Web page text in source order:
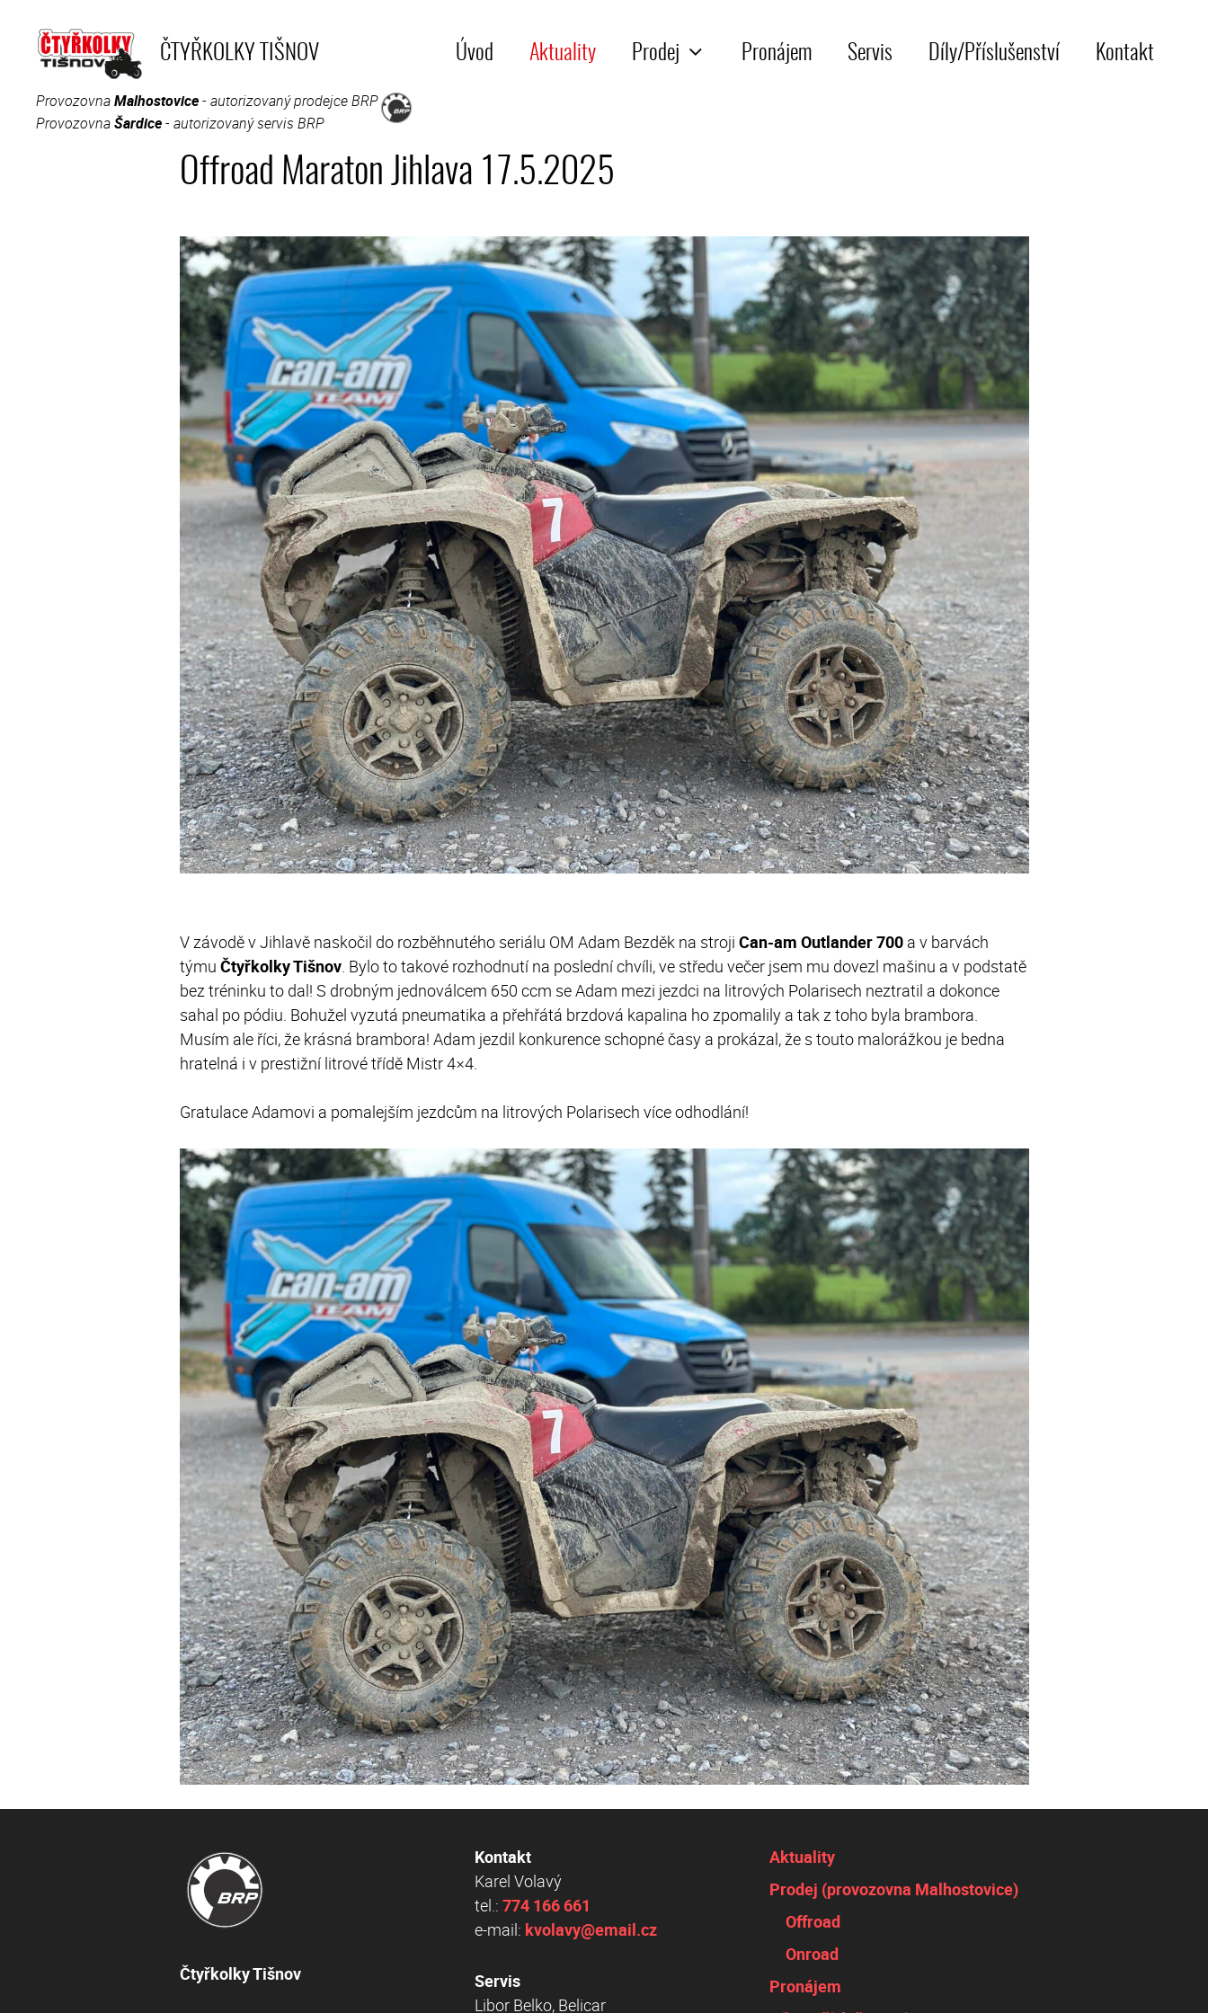
obsah
ČTYŘKOLKY TIŠNOV Úvod Aktuality Prodej Pronájem Servis Díly/Příslušenství Kontakt
ProvozovnaMalhostovice- autorizovaný prodejce BRP
ProvozovnaŠardice- autorizovaný servis BRP
Offroad Maraton Jihlava 17.5.2025
V závodě v Jihlavě naskočil do rozběhnutého seriálu OM Adam Bezděk na stroji Can-am Outlander 700a v barvách
týmu Čtyřkolky Tišnov. Bylo to takové rozhodnutí na poslední chvíli, ve středu večer jsem mu dovezl mašinu a v podstatě
bez tréninku to dal! S drobným jednoválcem 650 ccm se Adam mezi jezdci na litrových Polarisech neztratil a dokonce
sahal po pódiu. Bohužel vyzutá pneumatika a přehřátá brzdová kapalina ho zpomalily a tak z toho byla brambora.
Musím ale říci, že krásná brambora! Adam jezdil konkurence schopné časy a prokázal, že s touto malorážkou je bedna
hratelná i v prestižní litrové třídě Mistr 4×4.
Gratulace Adamovi a pomalejším jezdcům na litrových Polarisech více odhodlání!
Čtyřkolky Tišnov
Kontakt
Karel Volavý
tel.: 774 166 661
e-mail: kvolavy@email.cz
Servis
Libor Belko, Belicar
Aktuality
Prodej (provozovna Malhostovice)
Offroad
Onroad
Pronájem